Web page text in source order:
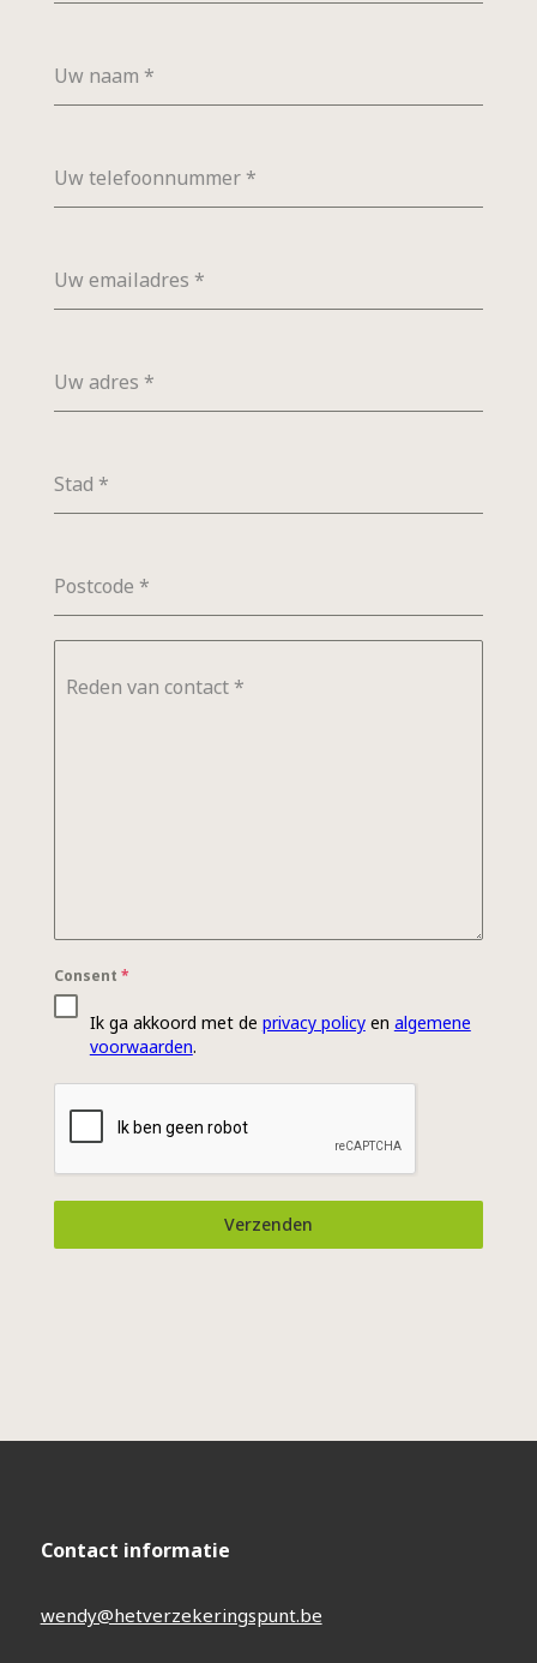
Uw naam *
Uw telefoonnummer*
Uw emailadres *
Uw adres *
Stad *
Postcode *
Reden van contact*
Consent *
Ik ga akkoord met de privacy policyen algemene
voorwaarden.
Verzenden
Contact informatie
wendy@hetverzekeringspunt.be